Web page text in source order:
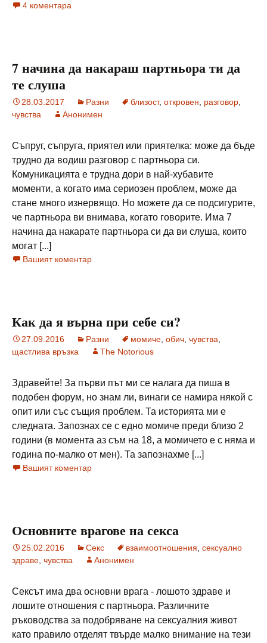
4 коментара
7 начина да накараш партньора ти да
те слуша
28.03.2017 Разни близост, откровен разговор
чувства
Анонимен
Съпруг, съпруга, приятел или приятелка: може да бъде
трудно да водиш разговор с партньора си.
Комуникацията е трудна дори в най-хубавите
моменти, а когато има сериозен проблем, може да
стане много изнервящо. Но можете да се подсигурите,
че партньора ви внимава, когато говорите. Има 7
начина да накарате партньора си да ви слуша, които
могат [...]
Вашият коментар
Как да я върна при себе си?
27.09.2016 Разни момиче обич чувства
щастлива връзка
The Notorious
Здравейте! За първи път ми се налага да пиша в
подобен форум, но знам ли, винаги се намира някой с
опит или със същия проблем. Та историята ми е
следната. Запознах се с едно момиче преди близо 2
години (в момента аз съм на 18, а момичето е с няма и
година по-малко от мен). Та запознахме [...]
Вашият коментар
Основните врагове на секса
25.02.2016 Секс взаимоотношения сексуално
здраве чувства Анонимен
Сексът има два основни врага - лошото здраве и
лошите отношения с партньора. Различните
ръководства за подобряване на сексуалния живот
като правило отделят твърде малко внимание на тези